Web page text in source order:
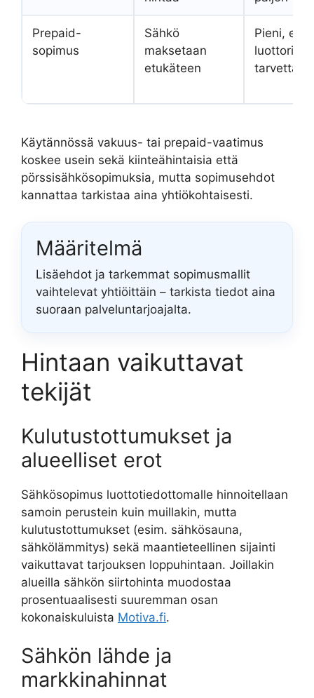
Prepaid-
sopimus
Sähkö
maksetaan
etukäteen
Pieni, ei
tarvetta
Käytännössä vakuus- tai prepaid-vaatimus
koskee usein sekä kiinteähintaisia että
pörssisähkösopimuksia, mutta sopimusehdot
kannattaa tarkistaa aina yhtiökohtaisesti.
Määritelmä
Lisäehdot ja tarkemmat sopimusmallit
vaihtelevat yhtiöittäin – tarkista tiedot aina
suoraan palveluntarjoajalta.
Hintaan vaikuttavat
tekijät
Kulutustottumukset ja
alueelliset erot
Sähkösopimus luottotiedottomalle hinnoitellaan
samoin perustein kuin muillakin, mutta
kulutustottumukset (esim. sähkösauna,
sähkölämmitys) sekä maantieteellinen sijainti
vaikuttavat tarjouksen loppuhintaan. Joillakin
alueilla sähkön siirtohinta muodostaa
prosentuaalisesti suuremman osan
kokonaiskuluista Motiva.fi.
Sähkön lähde ja
markkinahinnat